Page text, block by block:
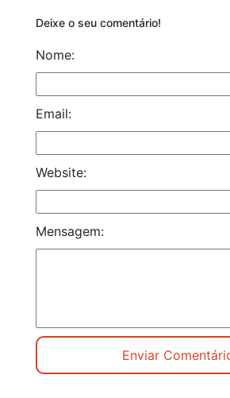
Deixe o seu comentário!
Nome:
Email:
Website:
Mensagem: